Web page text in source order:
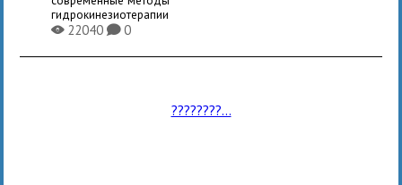
гидрокинезиотерапии
X22040K0
????????...